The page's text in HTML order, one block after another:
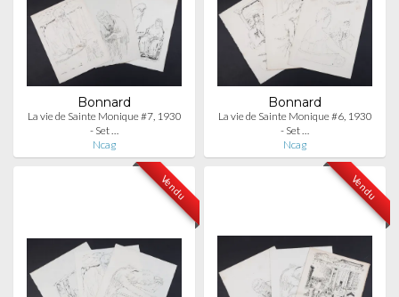
Bonnard
La vie de Sainte Monique #7, 1930
- Set …
Ncag
Bonnard
La vie de Sainte Monique #6, 1930
- Set …
Ncag
Vendu Vendu